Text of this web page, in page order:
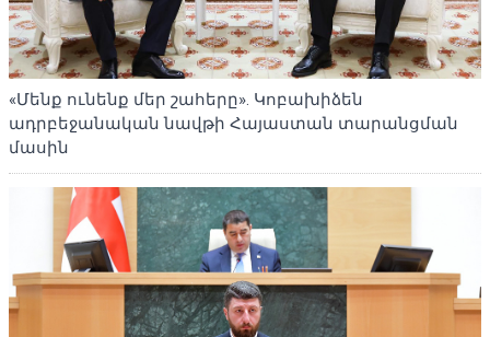
«Մենք ունենք մեր շահերը». Կոբախիձեն
ադրբեջանական նավթի Հայաստան տարանցման
մասին